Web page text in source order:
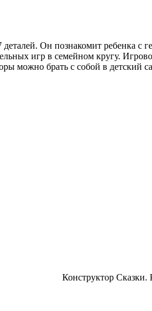
Он познакомит ребенка
игр в семейном кругу.
можно брать с собой в детский
Конструктор Сказки.